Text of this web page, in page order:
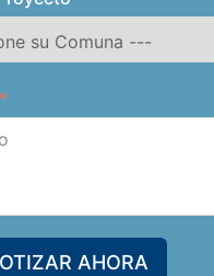
AHORA